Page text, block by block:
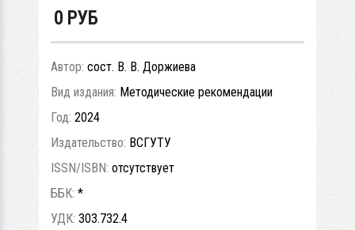
0 РУБ
Автор: сост. В. В. Доржиева
Вид издания: Методические рекомендации
Год: 2024
Издательство: ВСГУТУ
ISSN/ISBN: отсутствует
ББК: *
УДК: 303.732.4